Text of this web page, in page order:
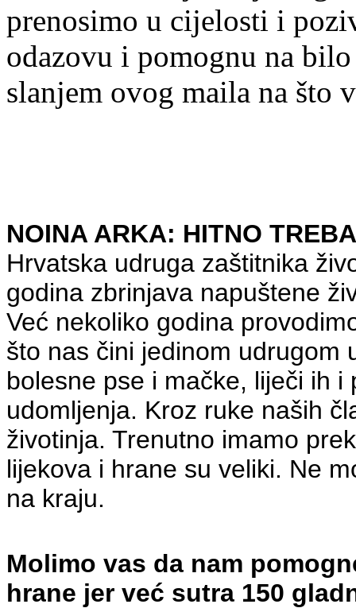
prenosimo u cijelosti i
odazovu i pomognu na
slanjem ovog maila na što
NOINA ARKA: HITNO
Hrvatska udruga zaštitnika
godina zbrinjava napuštene
Već nekoliko godina
što nas čini jedinom udrugom
bolesne pse i mačke, liječi ih
udomljenja. Kroz ruke naših
životinja. Trenutno imamo
lijekova i hrane su veliki. Ne
na kraju.
Molimo vas da nam
hrane jer već sutra 150